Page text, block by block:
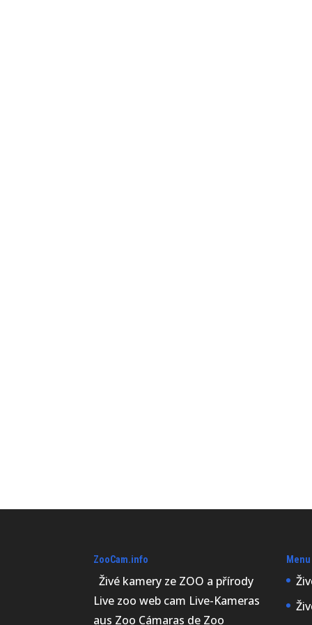
ZooCam.info
Živé kamery ze ZOO a přírody
Live zoo web cam Live-Kameras
aus Zoo Cámaras de Zoo
Menu